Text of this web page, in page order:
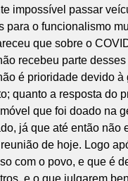
impossível passar
para o funcionalismo
que sobre o
recebeu parte
é prioridade devido
quanto a resposta do
que foi doado na
já que até então não
de hoje. Logo
com o povo, e que é
e o que julgarem